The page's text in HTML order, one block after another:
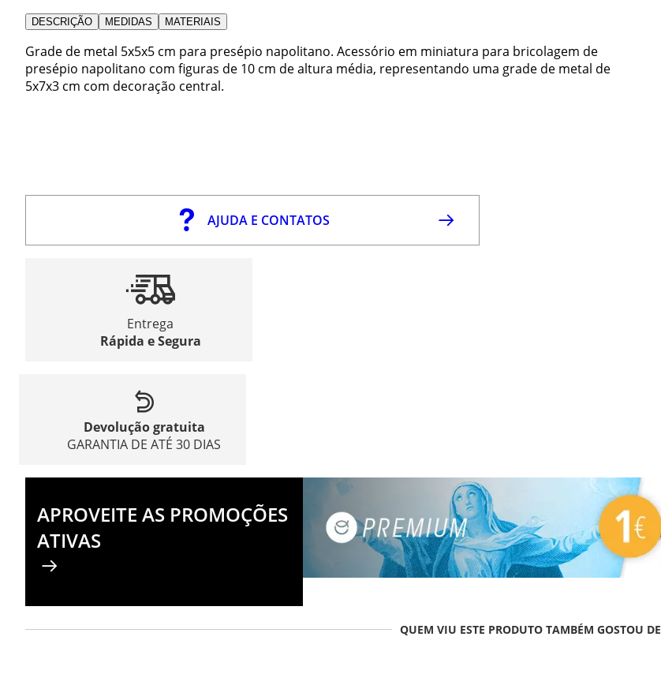
DESCRIÇÃO MEDIDAS MATERIAIS
Grade de metal 5x5x5 cm para presépio napolitano. Acessório em miniatura para bricolagem de
presépio napolitano com figuras de 10 cm de altura média, representando uma grade de metal de
5x7x3 cm com decoração central.
AJUDA E CONTATOS
Entrega
Rápida e Segura
Devolução gratuita
GARANTIA DE ATÉ 30 DIAS
APROVEITE AS PROMOÇÕES
ATIVAS
QUEM VIU ESTE PRODUTO TAMBÉM GOSTOU DE